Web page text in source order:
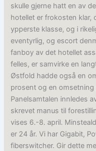
skulle gjerne hatt en av
hotellet er frokosten klar,
ypperste klasse, og i
eventyrlig, og escort
fanboy av det hotellet
felles, er samvirke en
Østfold hadde også en
prosent og en omsetning
Panelsamtalen innledes
skrevet manus til
vises 6.-8. april.
er 24 år. Vi har Gigabit,
fiberswitcher. Gir dette